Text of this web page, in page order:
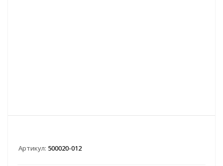
Артикул: 500020-012